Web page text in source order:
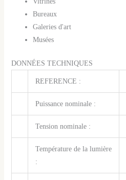
Bureaux
Galeries d'art
Musées
DONNÉES TECHNIQUES
REFERENCE :
Puissance nominale :
Tension nominale :
Température de la lumière
: